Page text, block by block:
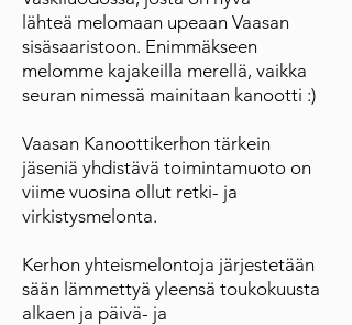
lähteä melomaan upeaan Vaasan
sisäsaaristoon. Enimmäkseen
melomme kajakeilla merellä, vaikka
seuran nimessä mainitaan kanootti :)
Vaasan Kanoottikerhon tärkein
jäseniä yhdistävä toimintamuoto on
viime vuosina ollut retki- ja
virkistysmelonta.
Kerhon yhteismelontoja järjestetään
sään lämmettyä yleensä toukokuusta
alkaen ja päivä- ja